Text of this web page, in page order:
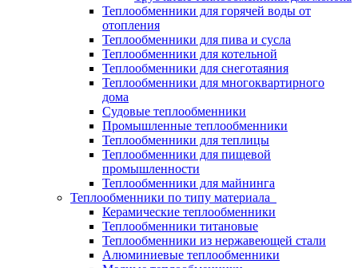
Теплообменники для горячей воды от
отопления
Теплообменники для пива и сусла
Теплообменники для котельной
Теплообменники для снеготаяния
Теплообменники для многоквартирного
дома
Судовые теплообменники
Промышленные теплообменники
Теплообменники для теплицы
Теплообменники для пищевой
промышленности
Теплообменники для майнинга
Теплообменники по типу материала
Керамические теплообменники
Теплообменники титановые
Теплообменники из нержавеющей стали
Алюминиевые теплообменники